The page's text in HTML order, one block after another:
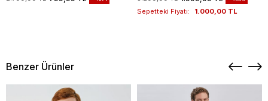
Sepetteki Fiyatı: 1.000,00 TL
Benzer Ürünler